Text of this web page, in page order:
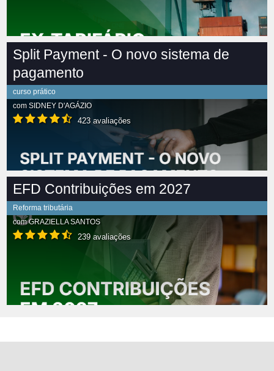
Split Payment - O novo sistema de
pagamento
curso prático
com SIDNEY D'AGÁZIO
423 avaliações
EFD Contribuições em 2027
Reforma tributária
comGRAZIELLA SANTOS
239 avaliações